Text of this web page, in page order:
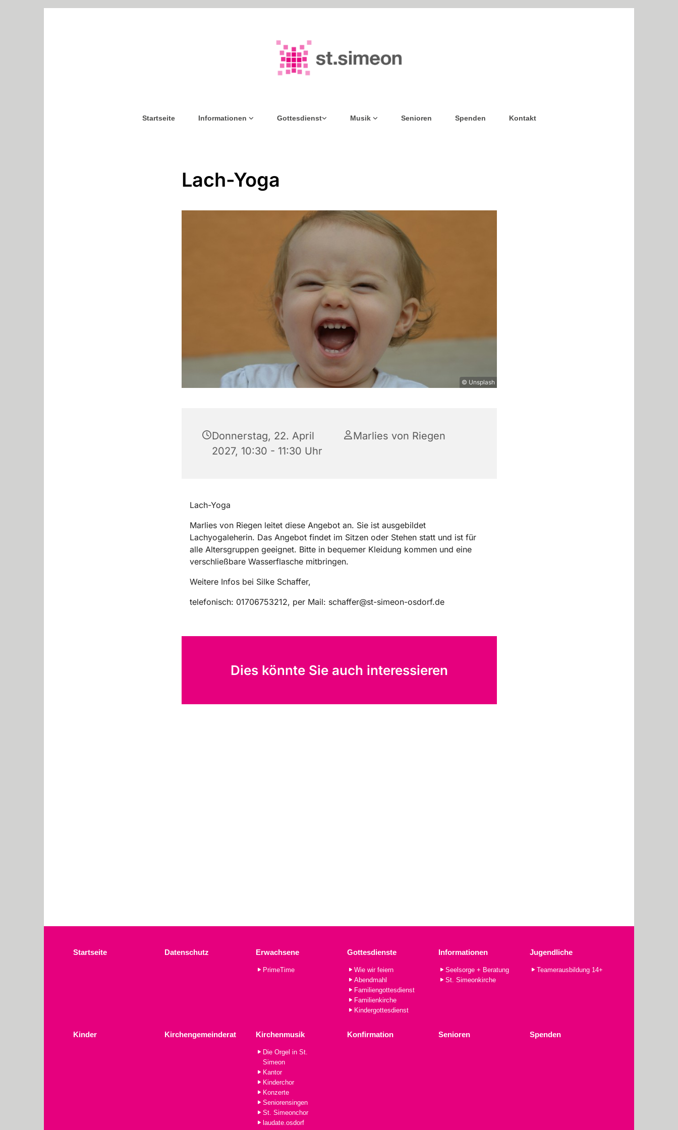
Startseite Informationen Gottesdienst Musik Senioren Spenden Kontakt
Lach-Yoga
© Unsplash
Donnerstag, 22. April
2027, 10:30 - 11:30 Uhr
Marlies von Riegen
Lach-Yoga
Marlies von Riegen leitet diese Angebot an. Sie ist ausgebildet
Lachyogaleherin. Das Angebot findet im Sitzen oder Stehen statt und ist für
alle Altersgruppen geeignet. Bitte in bequemer Kleidung kommen und eine
verschließbare Wasserflasche mitbringen.
Weitere Infos bei Silke Schaffer,
telefonisch: 01706753212, per Mail: schaffer@st-simeon-osdorf.de
Dies könnte Sie auch interessieren
Startseite Datenschutz Erwachsene
PrimeTime
Gottesdienste
Wie wir feiern
Abendmahl
Familiengottesdienst
Familienkirche
Kindergottesdienst
Informationen
Seelsorge + Beratung
St. Simeonkirche
Jugendliche
Teamerausbildung 14+
Kinder Kirchengemeinderat Kirchenmusik
Die Orgel in St.
Simeon
Kantor
Kinderchor
Konzerte
Seniorensingen
St. Simeonchor
laudate.osdorf
Konfirmation Senioren Spenden